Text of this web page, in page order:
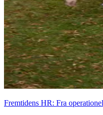
Fremtidens HR: Fra